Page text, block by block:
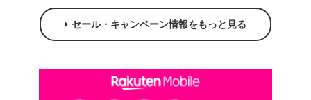
セール・キャンペーン情報をもっと見る